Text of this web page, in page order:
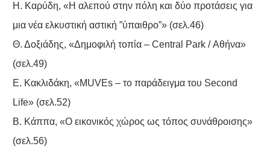
Η. Καρύδη, «Η αλεπού στην πόλη και δύο προτάσεις για
μια νέα ελκυστική αστική ”ύπαιθρο”» (σελ.46)
Θ. Δοξιάδης, «Δημοφιλή τοπία – Central Park / Αθήνα»
(σελ.49)
Ε. Κακλιδάκη, «MUVEs – το παράδειγμα του Second
Life» (σελ.52)
Β. Κάππα, «Ο εικονικός χώρος ως τόπος συνάθροισης»
(σελ.56)